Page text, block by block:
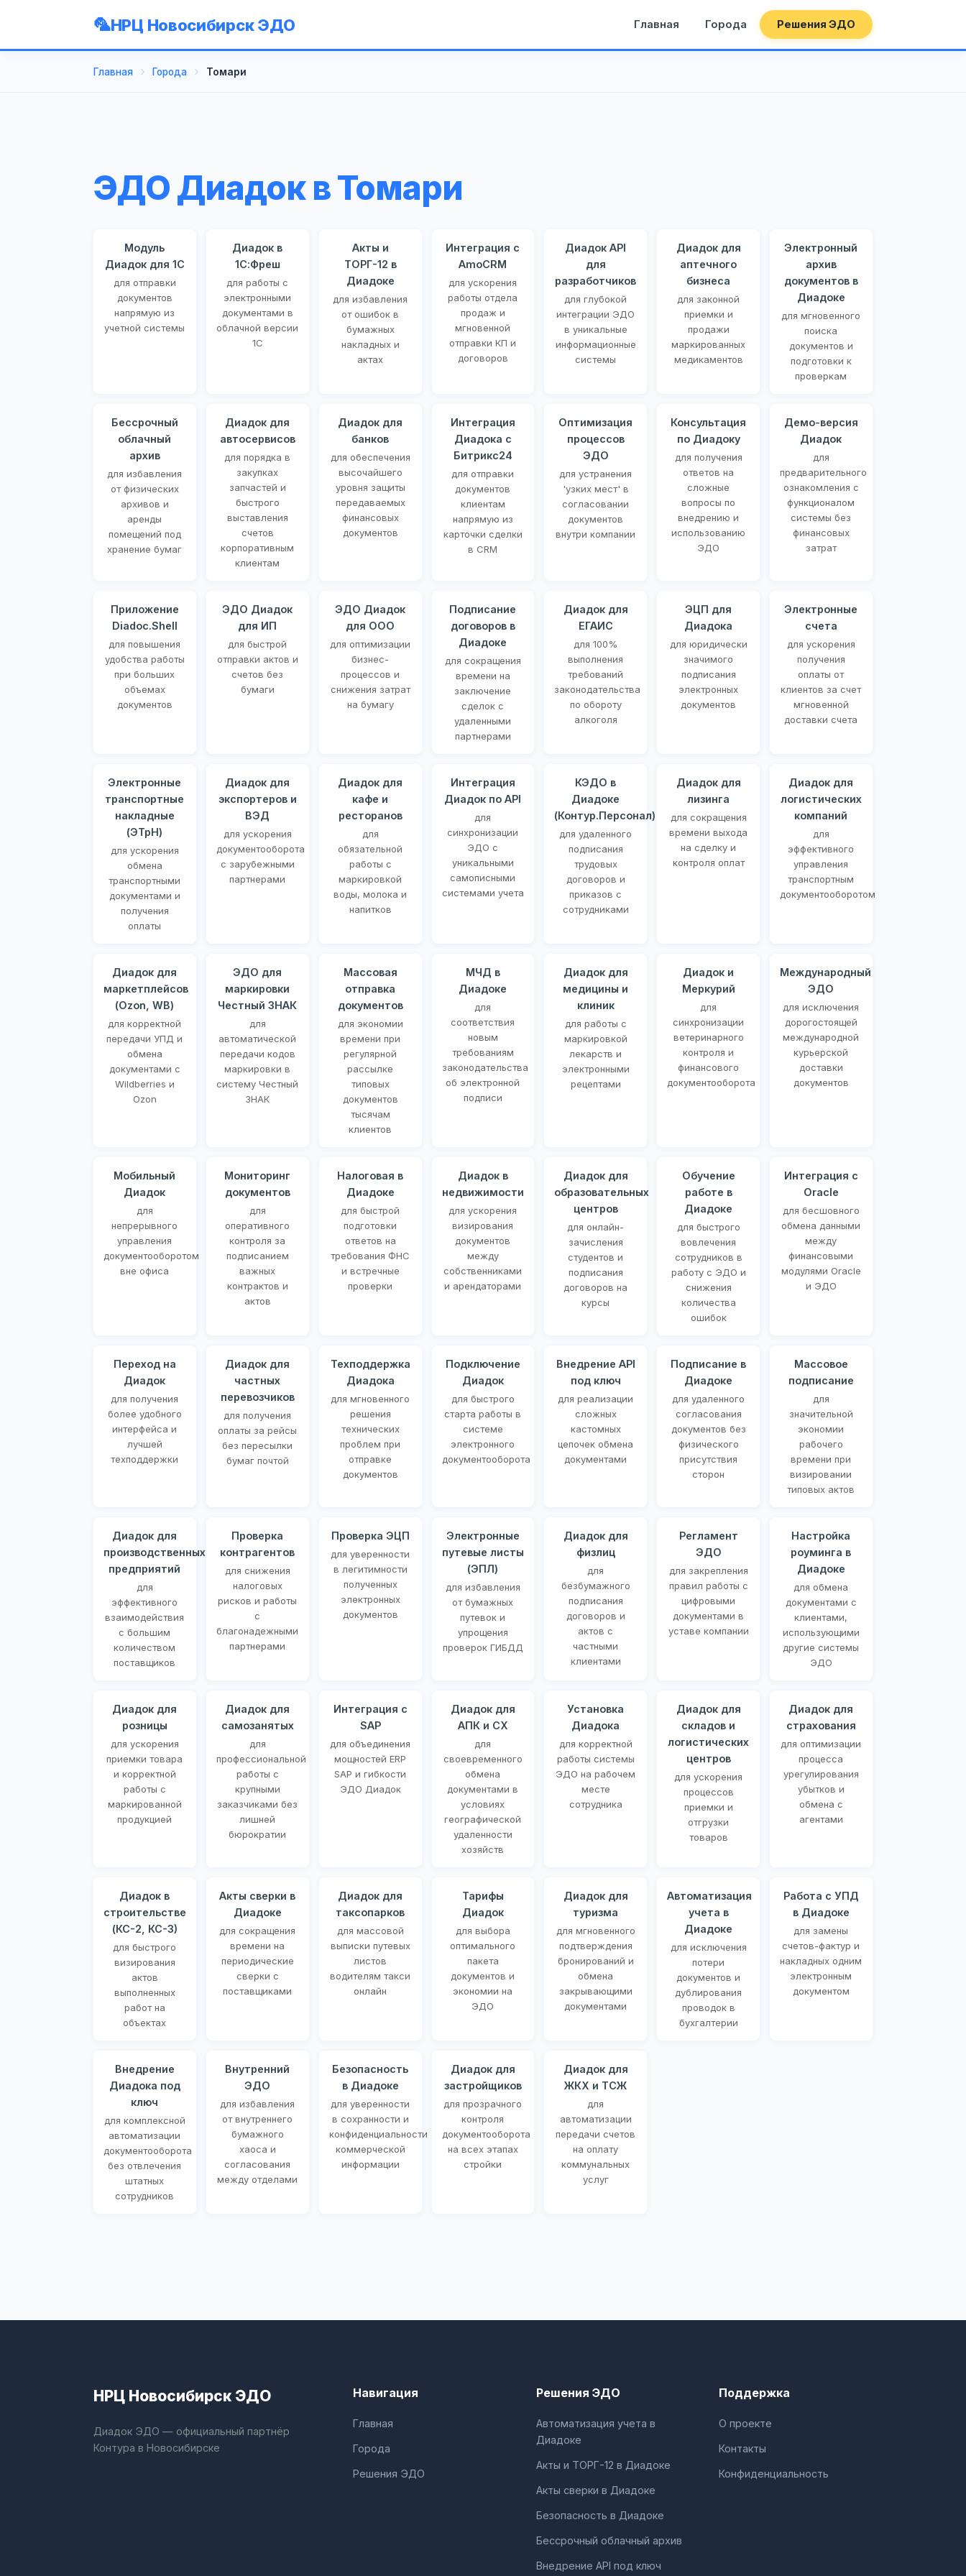
НРЦ Новосибирск ЭДО Главная Города Решения ЭДО
Главная Города Томари
ЭДО Диадок в Томари
Модуль
Диадок для 1С
для отправки
документов
напрямую из
учетной системы
Диадок в
1С:Фреш
для работы с
электронными
документами в
облачной версии
1С
Акты и
ТОРГ-12 в
Диадоке
для избавления
от ошибок в
бумажных
накладных и
актах
Интеграция с
AmoCRM
для ускорения
работы отдела
продаж и
мгновенной
отправки КП и
договоров
Диадок API
для
разработчиков
для глубокой
интеграции ЭДО
в уникальные
информационные
системы
Диадок для
аптечного
бизнеса
для законной
приемки и
продажи
маркированных
медикаментов
Электронный
архив
документов в
Диадоке
для мгновенного
поиска
документов и
подготовки к
проверкам
Бессрочный
облачный
архив
для избавления
от физических
архивов и
аренды
помещений под
хранение бумаг
Диадок для
автосервисов
для порядка в
закупках
запчастей и
быстрого
выставления
счетов
корпоративным
клиентам
Диадок для
банков
для обеспечения
высочайшего
уровня защиты
передаваемых
финансовых
документов
Интеграция
Диадока с
Битрикс24
для отправки
документов
клиентам
напрямую из
карточки сделки
в CRM
Оптимизация
процессов
ЭДО
для устранения
'узких мест' в
согласовании
документов
внутри компании
Консультация
по Диадоку
для получения
ответов на
сложные
вопросы по
внедрению и
использованию
ЭДО
Демо-версия
Диадок
для
предварительного
ознакомления с
функционалом
системы без
финансовых
затрат
Приложение
Diadoc.Shell
для повышения
удобства работы
при больших
объемах
документов
ЭДО Диадок
для ИП
для быстрой
отправки актов и
счетов без
бумаги
ЭДО Диадок
для ООО
для оптимизации
бизнес-
процессов и
снижения затрат
на бумагу
Подписание
договоров в
Диадоке
для сокращения
времени на
заключение
сделок с
удаленными
партнерами
Диадок для
ЕГАИС
для 100%
выполнения
требований
законодательства
по обороту
алкоголя
ЭЦП для
Диадока
для юридически
значимого
подписания
электронных
документов
Электронные
счета
для ускорения
получения
оплаты от
клиентов за счет
мгновенной
доставки счета
Электронные
транспортные
накладные
(ЭТрН)
для ускорения
обмена
транспортными
документами и
получения
оплаты
Диадок для
экспортеров и
ВЭД
для ускорения
документооборота
с зарубежными
партнерами
Диадок для
кафе и
ресторанов
для
обязательной
работы с
маркировкой
воды, молока и
напитков
Интеграция
Диадок по API
для
синхронизации
ЭДО с
уникальными
самописными
системами учета
КЭДО в
Диадоке
(Контур.Персонал)
для удаленного
подписания
трудовых
договоров и
приказов с
сотрудниками
Диадок для
лизинга
для сокращения
времени выхода
на сделку и
контроля оплат
Диадок для
логистических
компаний
для
эффективного
управления
транспортным
документооборотом
Диадок для
маркетплейсов
(Ozon, WB)
для корректной
передачи УПД и
обмена
документами с
Wildberries и
Ozon
ЭДО для
маркировки
Честный ЗНАК
для
автоматической
передачи кодов
маркировки в
систему Честный
ЗНАК
Массовая
отправка
документов
для экономии
времени при
регулярной
рассылке
типовых
документов
тысячам
клиентов
МЧД в
Диадоке
для
соответствия
новым
требованиям
законодательства
об электронной
подписи
Диадок для
медицины и
клиник
для работы с
маркировкой
лекарств и
электронными
рецептами
Диадок и
Меркурий
для
синхронизации
ветеринарного
контроля и
финансового
документооборота
Международный
ЭДО
для исключения
дорогостоящей
международной
курьерской
доставки
документов
Мобильный
Диадок
для
непрерывного
управления
документооборотом
вне офиса
Мониторинг
документов
для
оперативного
контроля за
подписанием
важных
контрактов и
актов
Налоговая в
Диадоке
для быстрой
подготовки
ответов на
требования ФНС
и встречные
проверки
Диадок в
недвижимости
для ускорения
визирования
документов
между
собственниками
и арендаторами
Диадок для
образовательных
центров
для онлайн-
зачисления
студентов и
подписания
договоров на
курсы
Обучение
работе в
Диадоке
для быстрого
вовлечения
сотрудников в
работу с ЭДО и
снижения
количества
ошибок
Интеграция с
Oracle
для бесшовного
обмена данными
между
финансовыми
модулями Oracle
и ЭДО
Переход на
Диадок
для получения
более удобного
интерфейса и
лучшей
техподдержки
Диадок для
частных
перевозчиков
для получения
оплаты за рейсы
без пересылки
бумаг почтой
Техподдержка
Диадока
для мгновенного
решения
технических
проблем при
отправке
документов
Подключение
Диадок
для быстрого
старта работы в
системе
электронного
документооборота
Внедрение API
под ключ
для реализации
сложных
кастомных
цепочек обмена
документами
Подписание в
Диадоке
для удаленного
согласования
документов без
физического
присутствия
сторон
Массовое
подписание
для
значительной
экономии
рабочего
времени при
визировании
типовых актов
Диадок для
производственных
предприятий
для
эффективного
взаимодействия
с большим
количеством
поставщиков
Проверка
контрагентов
для снижения
налоговых
рисков и работы
с
благонадежными
партнерами
Проверка ЭЦП
для уверенности
в легитимности
полученных
электронных
документов
Электронные
путевые листы
(ЭПЛ)
для избавления
от бумажных
путевок и
упрощения
проверок ГИБДД
Диадок для
физлиц
для
безбумажного
подписания
договоров и
актов с
частными
клиентами
Регламент
ЭДО
для закрепления
правил работы с
цифровыми
документами в
уставе компании
Настройка
роуминга в
Диадоке
для обмена
документами с
клиентами,
использующими
другие системы
ЭДО
Диадок для
розницы
для ускорения
приемки товара
и корректной
работы с
маркированной
продукцией
Диадок для
самозанятых
для
профессиональной
работы с
крупными
заказчиками без
лишней
бюрократии
Интеграция с
SAP
для объединения
мощностей ERP
SAP и гибкости
ЭДО Диадок
Диадок для
АПК и СХ
для
своевременного
обмена
документами в
условиях
географической
удаленности
хозяйств
Установка
Диадока
для корректной
работы системы
ЭДО на рабочем
месте
сотрудника
Диадок для
складов и
логистических
центров
для ускорения
процессов
приемки и
отгрузки
товаров
Диадок для
страхования
для оптимизации
процесса
урегулирования
убытков и
обмена с
агентами
Диадок в
строительстве
(КС-2, КС-3)
для быстрого
визирования
актов
выполненных
работ на
объектах
Акты сверки в
Диадоке
для сокращения
времени на
периодические
сверки с
поставщиками
Диадок для
таксопарков
для массовой
выписки путевых
листов
водителям такси
онлайн
Тарифы
Диадок
для выбора
оптимального
пакета
документов и
экономии на
ЭДО
Диадок для
туризма
для мгновенного
подтверждения
бронирований и
обмена
закрывающими
документами
Автоматизация
учета в
Диадоке
для исключения
потери
документов и
дублирования
проводок в
бухгалтерии
Работа с УПД
в Диадоке
для замены
счетов-фактур и
накладных одним
электронным
документом
Внедрение
Диадока под
ключ
для комплексной
автоматизации
документооборота
без отвлечения
штатных
сотрудников
Внутренний
ЭДО
для избавления
от внутреннего
бумажного
хаоса и
согласования
между отделами
Безопасность
в Диадоке
для уверенности
в сохранности и
конфиденциальности
коммерческой
информации
Диадок для
застройщиков
для прозрачного
контроля
документооборота
на всех этапах
стройки
Диадок для
ЖКХ и ТСЖ
для
автоматизации
передачи счетов
на оплату
коммунальных
услуг
НРЦ Новосибирск ЭДО
Диадок ЭДО — официальный партнёр
Контура в Новосибирске
Навигация
Главная
Города
Решения ЭДО
Решения ЭДО
Автоматизация учета в
Диадоке
Акты и ТОРГ-12 в Диадоке
Акты сверки в Диадоке
Безопасность в Диадоке
Бессрочный облачный архив
Внедрение API под ключ
Поддержка
О проекте
Контакты
Конфиденциальность